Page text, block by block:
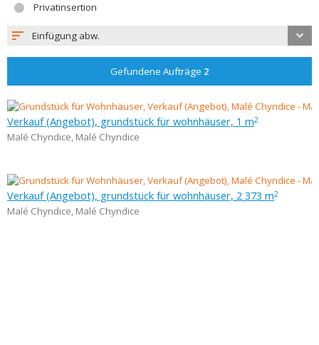
Privatinsertion
Einfügung abw.
Gefundene Aufträge 2
Verkauf (Angebot), grundstück für wohnhäuser, 1 m2
Malé Chyndice, Malé Chyndice
Verkauf (Angebot), grundstück für wohnhäuser, 2 373 m2
Malé Chyndice, Malé Chyndice